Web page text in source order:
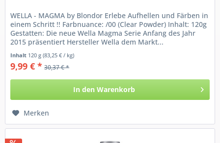
WELLA - MAGMA by Blondor Erlebe Aufhellen und Färben in
einem Schritt !! Farbnuance: /00 (Clear Powder) Inhalt: 120g
Gestatten: Die neue Wella Magma Serie Anfang des Jahr
2015 präsentiert Hersteller Wella dem Markt...
Inhalt 120 g(83,25 € / kg)
9,99 € * 30,37 € *
In den Warenkorb
Merken